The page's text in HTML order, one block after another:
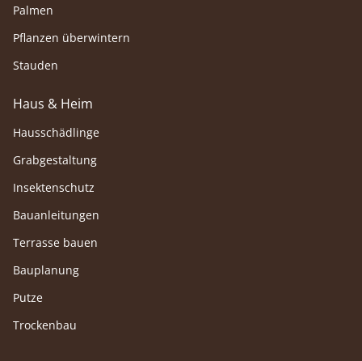
Palmen
Pflanzen überwintern
Stauden
Haus & Heim
Hausschädlinge
Grabgestaltung
Insektenschutz
Bauanleitungen
Terrasse bauen
Bauplanung
Putze
Trockenbau